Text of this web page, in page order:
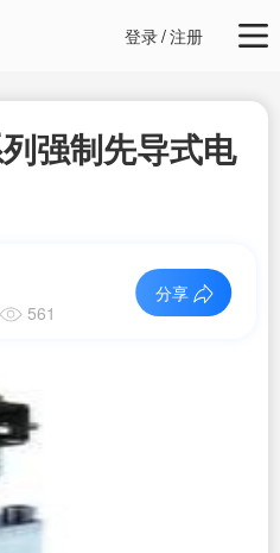
登录/注册
强制先导式电
561
分享